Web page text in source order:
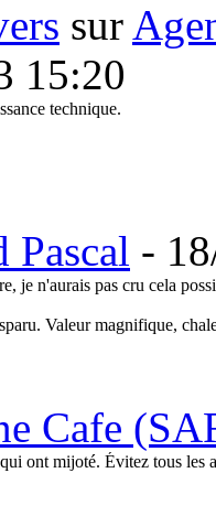
sur
15:20
technique.
Pascal -
je n'aurais pas cru cela
Valeur magnifique,
Cafe
ont mijoté. Évitez tous les